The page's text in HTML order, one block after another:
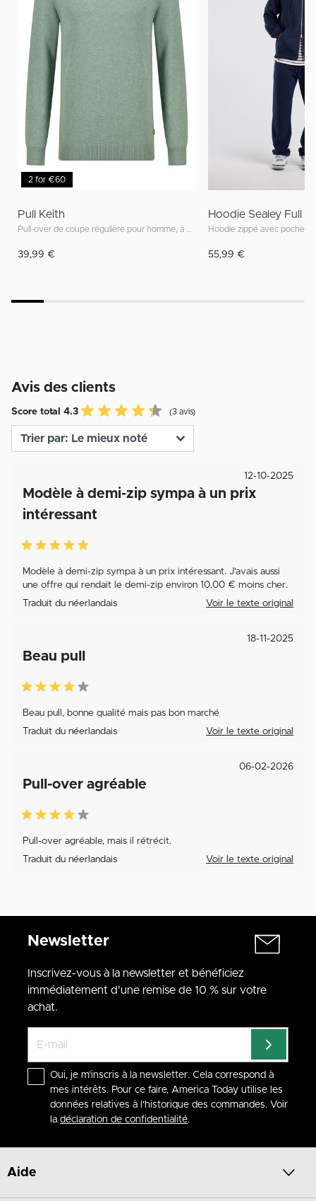
2 for €60
Pull Keith
39,99 €
Hoodie Sealey Full
55,99 €
Avis des clients
Score total 4.3 (3 avis)
Modèle à demi-zip sympa à un prix
intéressant
Modèle à demi-zip sympa à un prix intéressant. J'avais aussi
une offre qui rendait le demi-zip environ 10,00 € moins cher.
12-10-2025
Traduit du néerlandais Voir le texte original
Beau pull
Beau pull, bonne qualité mais pas bon marché
18-11-2025
Traduit du néerlandais Voir le texte original
Pull-over agréable
Pull-over agréable, mais il rétrécit.
06-02-2026
Traduit du néerlandais Voir le texte original
Newsletter
Inscrivez-vous à la newsletter et bénéficiez
immédiatement d'une remise de 10 % sur votre
achat.
Oui, je m'inscris à la newsletter. Cela correspond à
mes intérêts. Pour ce faire, America Today utilise les
données relatives à l'historique des commandes. Voir
la déclaration de confidentialité.
Aide